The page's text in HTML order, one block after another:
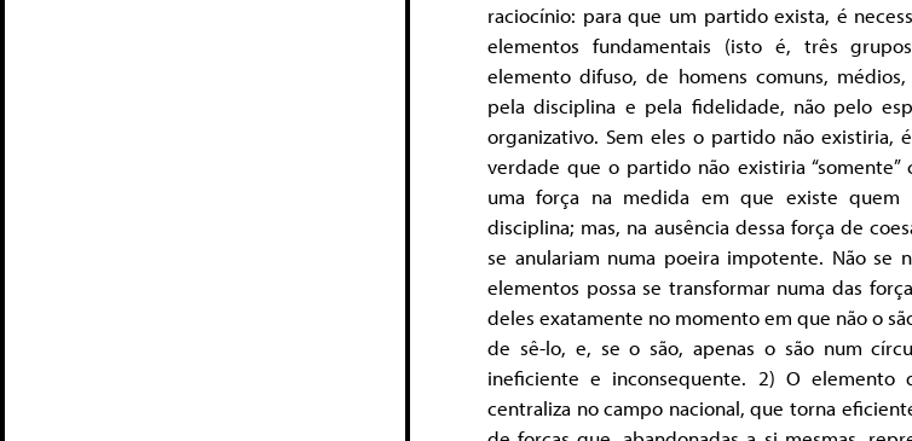
raciocínio: para que um partido exista, é
elementos fundamentais (isto é, três
elemento difuso, de homens comuns,
pela disciplina e pela fidelidade, não pelo
organizativo. Sem eles o partido não existiria,
verdade que o partido não existiria “somente”
uma força na medida em que existe quem
disciplina; mas, na ausência dessa força de
se anulariam numa poeira impotente. Não se
elementos possa se transformar numa das
deles exatamente no momento em que não o
de sê-lo, e, se o são, apenas o são num
ineficiente e inconsequente. 2) O elemento
centraliza no campo nacional, que torna